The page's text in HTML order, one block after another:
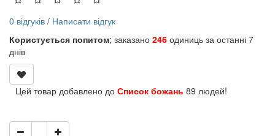
0 відгуків / Написати відгук
Користується попитом; заказано 246 одиниць за останні 7
днів
Цей товар добавлено до Список божань 89 людей!